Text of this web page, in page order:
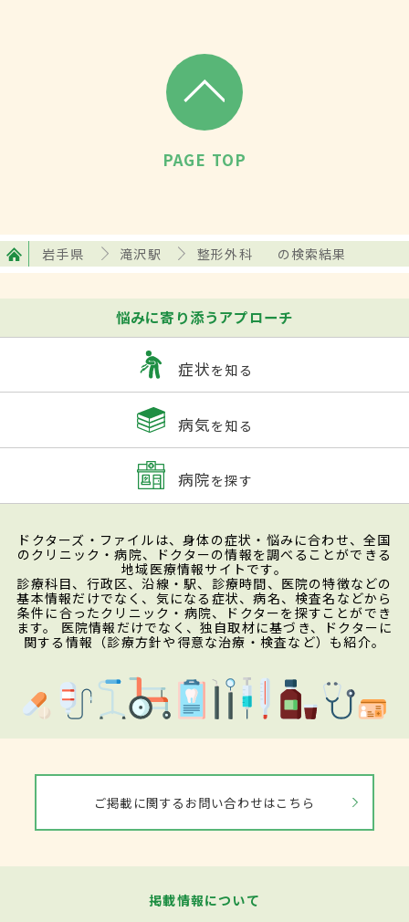
PAGE TOP
岩手県 滝沢駅 整形外科 の検索結果
悩みに寄り添うアプローチ
症状を知る
病気を知る
病院を探す
ドクターズ・ファイルは、身体の症状・悩みに合わせ、全国
のクリニック・病院、ドクターの情報を調べることができる
地域医療情報サイトです。
診療科目、行政区、沿線・駅、診療時間、医院の特徴などの
基本情報だけでなく、気になる症状、病名、検査名などから
条件に合ったクリニック・病院、ドクターを探すことができ
ます。 医院情報だけでなく、独自取材に基づき、ドクターに
関する情報（診療方針や得意な治療・検査など）も紹介。
ご掲載に関するお問い合わせはこちら
掲載情報について